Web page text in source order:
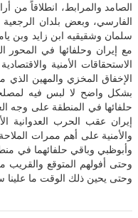
الصامد والمرابط، انطلاقاً من
الفارسي، وبعض بلدان الرجعية
سلمان وشقيقيه ابن زايد وبن
مع إيران وحلفائها في المحور
الاستحقاقات الأمنية
الإخفاق المخزي والمهين
بشكل واضح لا لبس فيه
حلفائها في المنطقة على وجه
إيران عقب الحرب العدوانية
والأمنية على أهم ممرات
وأبوظبي وباقي حلفائهما في
وحتى أفولهم المتوقع
وحتى يحين ذلك الوقت ما علينا